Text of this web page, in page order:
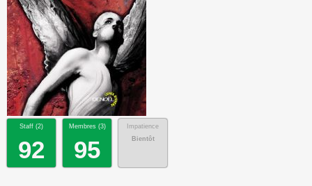
Staff (2)
92
Membres (3)
95
Impatience
Bientôt